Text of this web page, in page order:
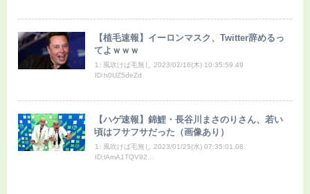
【植毛速報】イーロンマスク、Twitter辞めるっ
てよｗｗｗ
1: 風吹けば毛無し 2023/02/16(木) 10:35:59.49
ID:h0UZ5deZd
【ハゲ速報】錦鯉・長谷川まさのりさん、若い
頃はフサフサだった（画像あり）
1: 風吹けば毛無し 2023/01/25(水) 07:35:01.08
ID:lAmA1TQV92...